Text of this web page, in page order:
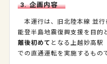
3. 企画内容
本運行は、旧北陸本線 並行
能登半島地震復興支援を目的
離後初めて となる上越妙高駅
での直通運転を実施するもの